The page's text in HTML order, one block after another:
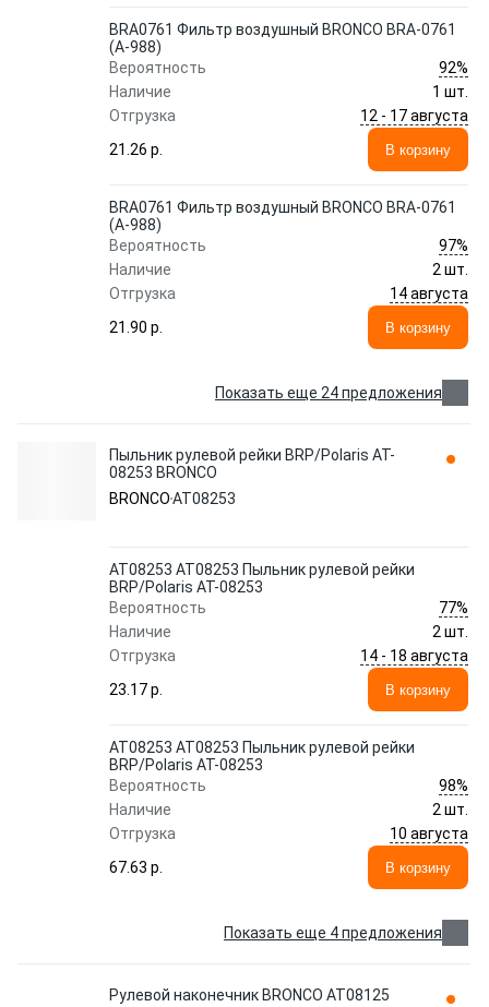
BRA0761 Фильтр воздушный BRONCO BRA-0761
(A-988)
Вероятность
92%
Наличие
1 шт.
Отгрузка
12 - 17 августа
21.26 p.
В корзину
BRA0761 Фильтр воздушный BRONCO BRA-0761
(A-988)
Вероятность
97%
Наличие
2 шт.
Отгрузка
14 августа
21.90 p.
В корзину
Показать еще 24 предложения
Пыльник рулевой рейки BRP/Polaris AT-
08253 BRONCO
BRONCOAT08253
AT08253 AT08253 Пыльник рулевой рейки
BRP/Polaris AT-08253
Вероятность
77%
Наличие
2 шт.
Отгрузка
14 - 18 августа
23.17 p.
В корзину
AT08253 AT08253 Пыльник рулевой рейки
BRP/Polaris AT-08253
Вероятность
98%
Наличие
2 шт.
Отгрузка
10 августа
67.63 p.
В корзину
Показать еще 4 предложения
Рулевой наконечник BRONCO AT08125